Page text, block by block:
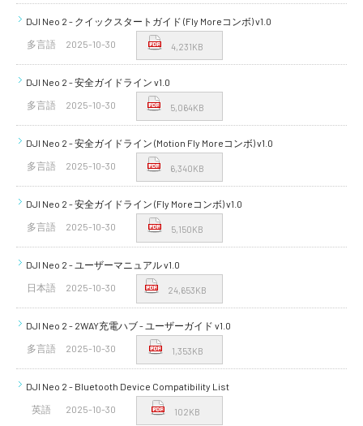
DJI Neo 2 - クイックスタートガイド (Fly Moreコンボ) v1.0
多言語
2025-10-30 4,231KB
DJI Neo 2 - 安全ガイドライン v1.0
多言語
2025-10-30 5,064KB
DJI Neo 2 - 安全ガイドライン (Motion Fly Moreコンボ) v1.0
多言語
2025-10-30 6,340KB
DJI Neo 2 - 安全ガイドライン (Fly Moreコンボ) v1.0
多言語
2025-10-30 5,150KB
DJI Neo 2 - ユーザーマニュアル v1.0
日本語
2025-10-30 24,653KB
DJI Neo 2 - 2WAY充電ハブ - ユーザーガイド v1.0
多言語
2025-10-30 1,353KB
DJI Neo 2 - Bluetooth Device Compatibility List
英語
2025-10-30 102KB